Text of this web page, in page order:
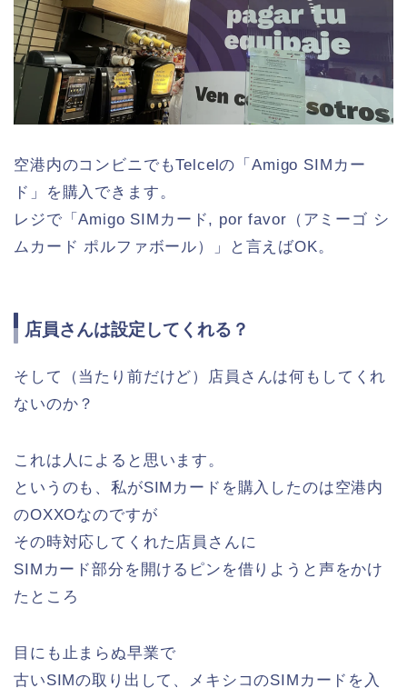
空港内のコンビニでもTelcelの「Amigo SIMカー
ド」を購入できます。
レジで「Amigo SIMカード, por favor（アミーゴ シ
ムカード ポルファボール）」と言えばOK。
店員さんは設定してくれる？
そして（当たり前だけど）店員さんは何もしてくれ
ないのか？
これは人によると思います。
というのも、私がSIMカードを購入したのは空港内
のOXXOなのですが
その時対応してくれた店員さんに
SIMカード部分を開けるピンを借りようと声をかけ
たところ
目にも止まらぬ早業で
古いSIMの取り出して、メキシコのSIMカードを入